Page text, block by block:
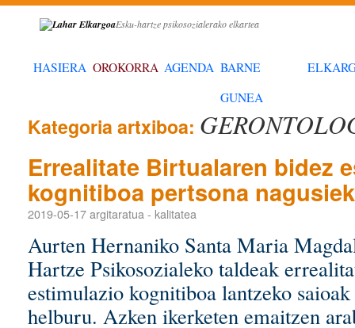
Esku-hartze psikosozialerako elkartea
HASIERA OROKORRA AGENDA BARNE
GUNEA
Kategoria artxiboa:
Errealitate Birtualaren bidez
kognitiboa pertsona
2019-05-17argitaratua - kalitatea
Aurten Hernaniko Santa Maria
Hartze Psikosozialeko taldeak
estimulazio kognitiboa lantzeko
helburu. Azken ikerketen emaitzen